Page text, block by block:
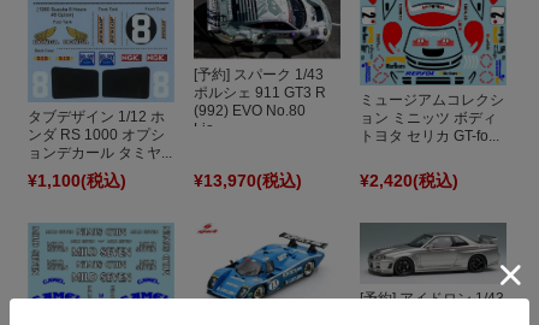
タブデザイン 1/12 ホ
ンダ RS 1000 オプシ
ョンデカール タミヤ...
¥1,100(税込)
[予約] スパーク 1/43
ポルシェ 911 GT3 R
(992) EVO No.80
Lio...
¥13,970(税込)
ミュージアムコレクシ
ョン ミニッツ ボディ
トヨタ セリカ GT-fo...
¥2,420(税込)
[予約] アイドロン 1/43